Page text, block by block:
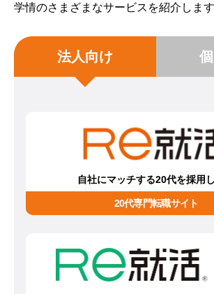
学情のさまざまなサービスを紹介します
法人向け
20代専門転職サイト
自社にマッチする20代を採用